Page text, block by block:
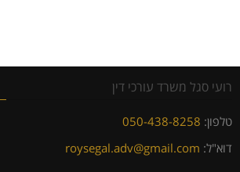
רועי סגל משרד עורכי דין
טלפון: 050-438-8258
דוא"ל: roysegal.adv@gmail.com